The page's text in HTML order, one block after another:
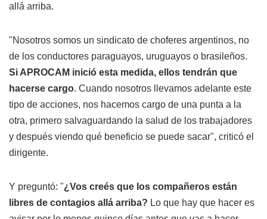
allá arriba.
"Nosotros somos un sindicato de choferes argentinos, no
de los conductores paraguayos, uruguayos o brasileños.
Si APROCAM inició esta medida, ellos tendrán que
hacerse cargo. Cuando nosotros llevamos adelante este
tipo de acciones, nos hacemos cargo de una punta a la
otra, primero salvaguardando la salud de los trabajadores
y después viendo qué beneficio se puede sacar", criticó el
dirigente.
Y preguntó: "¿Vos creés que los compañeros están
libres de contagios allá arriba? Lo que hay que hacer es